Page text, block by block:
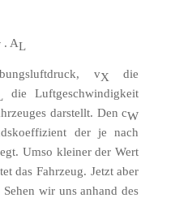
. AL
vX die
die Luftgeschwindigkeit
darstellt. Den cW
der je nach
Umso kleiner der Wert
das Fahrzeug. Jetzt aber
wir uns anhand des